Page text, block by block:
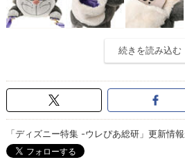
続きを読み込む
「ディズニー特集 -ウレぴあ総研」更新情